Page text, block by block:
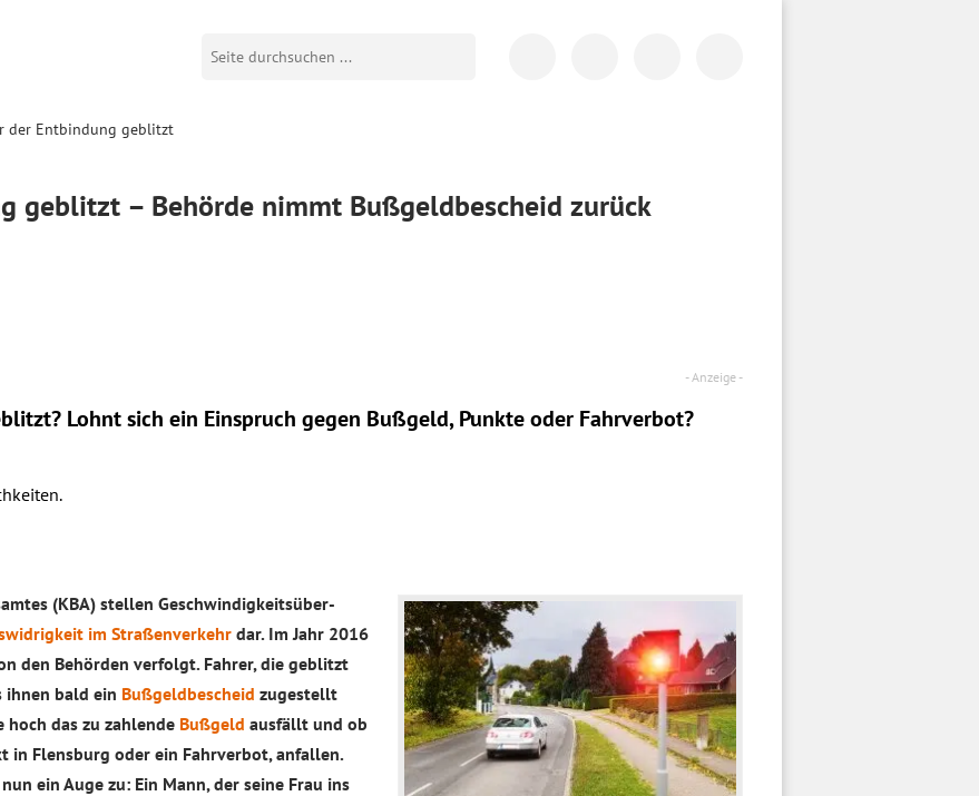
der Entbindung geblitzt
geblitzt – Behörde nimmt Bußgeldbescheid zurück
Lohnt sich ein Einspruch gegen Bußgeld, Punkte oder Fahrverbot?
(KBA) stellen Geschwindigkeitsüber­
im Straßenverkehr dar. Im Jahr 2016
den Behörden verfolgt. Fahrer, die geblitzt
ihnen bald ein Bußgeldbescheid zugestellt
das zu zahlende Bußgeld ausfällt und ob
in Flensburg oder ein Fahrverbot, anfallen.
nun ein Auge zu: Ein Mann, der seine Frau ins